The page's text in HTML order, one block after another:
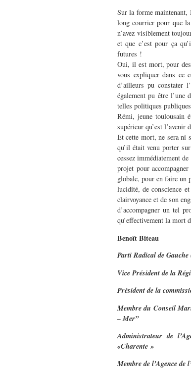
Sur la forme
long courrier pour que
n’avez visiblement
et que c’est pour ça
futures !
Oui, il est mort, pour des
vous expliquer dans ce
d’ailleurs pu constater
également pu être
telles politiques
Rémi, jeune toulousain
supérieur qu’est l’avenir
Et cette mort, ne sera ni
qu’il était venu porter
cessez immédiatement
projet pour
globale, pour en faire un
lucidité, de conscience
clairvoyance et de son
d’accompagner un tel
qu’effectivement la mort
Benoît Biteau
Parti Radical de
Vice Président de la
Président de la
Membre du Conseil
– Mer”
Administrateur de
«Charente »
Membre de l’Agence